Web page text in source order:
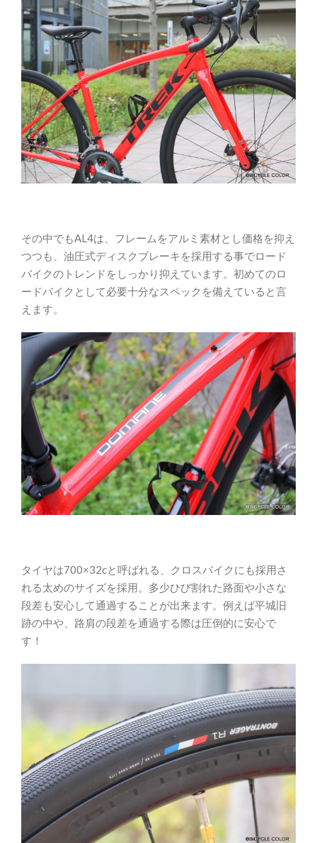
その中でもAL4は、フレームをアルミ素材とし価格を抑え
つつも、油圧式ディスクブレーキを採用する事でロード
バイクのトレンドをしっかり抑えています。初めてのロ
ードバイクとして必要十分なスペックを備えていると言
えます。
タイヤは700×32cと呼ばれる、クロスバイクにも採用さ
れる太めのサイズを採用。多少ひび割れた路面や小さな
段差も安心して通過することが出来ます。例えば平城旧
跡の中や、路肩の段差を通過する際は圧倒的に安心で
す！